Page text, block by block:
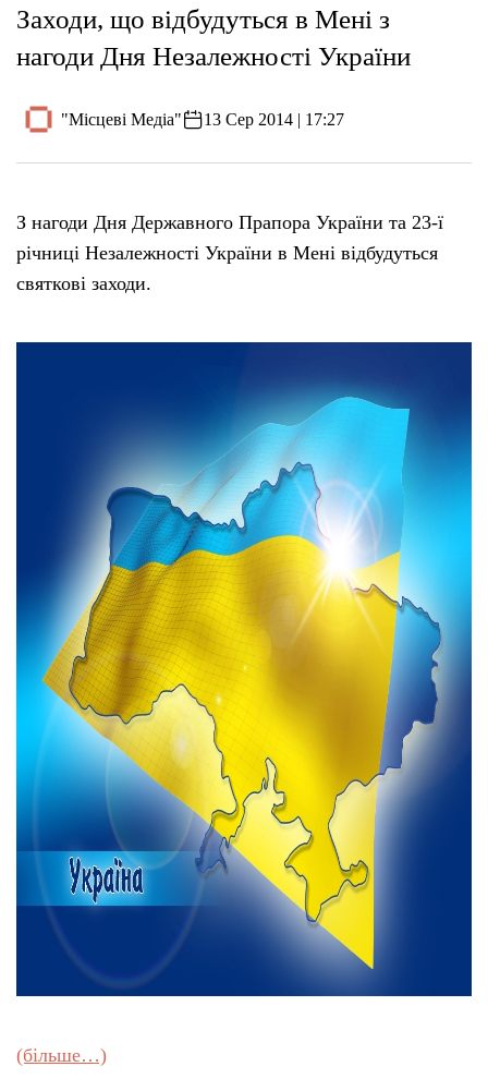
Заходи, що відбудуться в Мені з
нагоди Дня Незалежності України
"Місцеві Медіа" 13 Сер 2014 | 17:27
З нагоди Дня Державного Прапора України та 23-ї
річниці Незалежності України в Мені відбудуться
святкові заходи.
(більше…)